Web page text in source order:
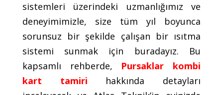
sistemleri üzerindeki uzmanlığımız ve
deneyimimizle, size tüm yıl boyunca
sorunsuz bir şekilde çalışan bir ısıtma
sistemi sunmak için buradayız. Bu
kapsamlı rehberde, Pursaklar kombi
kart tamiri hakkında detayları